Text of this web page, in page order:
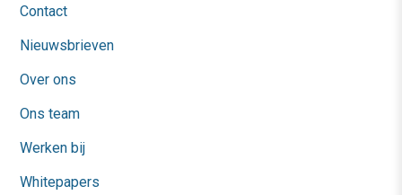
Contact
Nieuwsbrieven
Over ons
Ons team
Werken bij
Whitepapers